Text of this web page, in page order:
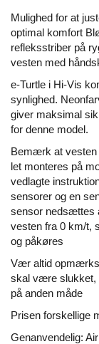
Mulighed for at
optimal komfort
refleksstriber på
vesten med
e-Turtle i Hi-Vis
synlighed.
giver maksimal
for denne model.
Bemærk at vesten
let monteres på
vedlagte
sensorer og en
sensor nedsættes
vesten fra 0 km/t,
og påkøres
Vær altid
skal være slukket,
på anden måde
Prisen forskellige
Genanvendelig: